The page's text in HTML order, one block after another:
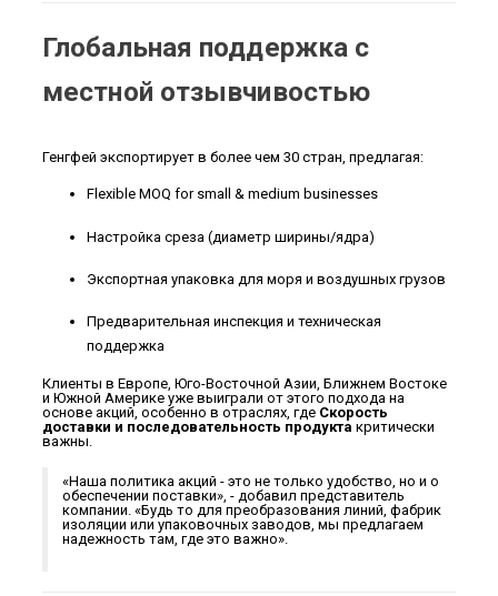
Глобальная поддержка с
местной отзывчивостью
Генгфей экспортирует в более чем 30 стран, предлагая:
Flexible MOQ for small & medium businesses
Настройка среза (диаметр ширины/ядра)
Экспортная упаковка для моря и воздушных грузов
Предварительная инспекция и техническая
поддержка
Клиенты в Европе, Юго-Восточной Азии, Ближнем Востоке
и Южной Америке уже выиграли от этого подхода на
основе акций, особенно в отраслях, где Скорость
доставки и последовательность продукта критически
важны.
«Наша политика акций - это не только удобство, но и о
обеспечении поставки», - добавил представитель
компании. «Будь то для преобразования линий, фабрик
изоляции или упаковочных заводов, мы предлагаем
надежность там, где это важно».